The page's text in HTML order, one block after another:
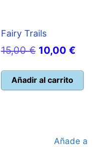
Fairy Trails
15,00€ El
original
era:
10,00 €El
es:
Añadir al carrito
Añade a